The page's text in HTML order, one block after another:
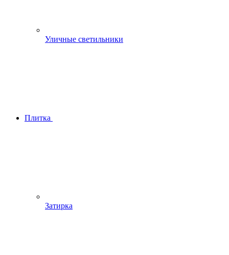
Уличные светильники
Плитка
Затирка